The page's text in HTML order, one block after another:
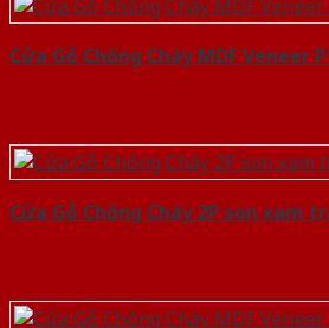
Cửa Gỗ Chống Cháy MDF Veneer
Cửa Gỗ Chống Cháy 2P son xam